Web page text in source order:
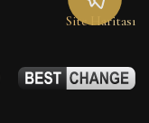
Site Haritası